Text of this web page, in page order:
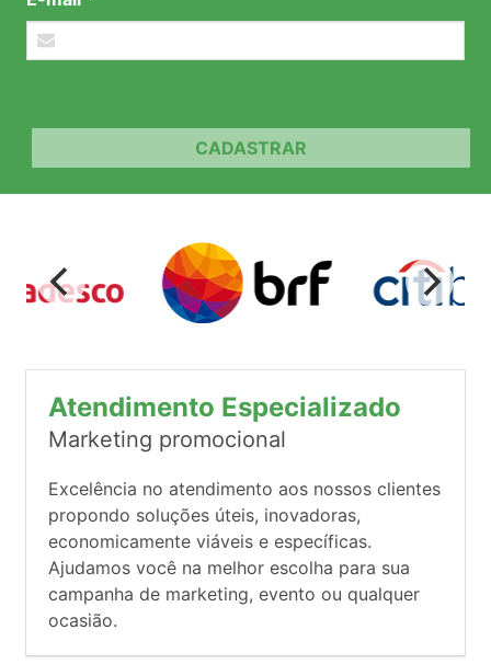
CADASTRAR
Atendimento Especializado
Marketing promocional
Excelência no atendimento aos nossos clientes
propondo soluções úteis, inovadoras,
economicamente viáveis e específicas.
Ajudamos você na melhor escolha para sua
campanha de marketing, evento ou qualquer
ocasião.